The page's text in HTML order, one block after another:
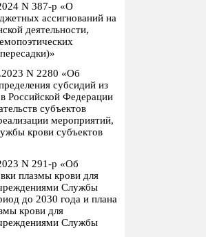
N 387-р «О
ассигнований на
деятельности,
N 2280 «Об
субсидий из
Российской Федерации
субъектов
мероприятий,
крови субъектов
N 291-р «Об
плазмы крови для
Службы
до 2030 года и плана
крови для
Службы